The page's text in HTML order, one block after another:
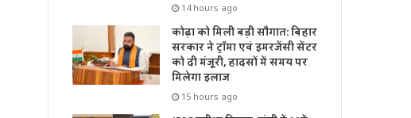
14 hours ago
कोढ़ा को मिली बड़ी सौगात: बिहार
सरकार ने ट्रॉमा एवं इमरजेंसी सेंटर
को दी मंजूरी, हादसों में समय पर
मिलेगा इलाज
15 hours ago